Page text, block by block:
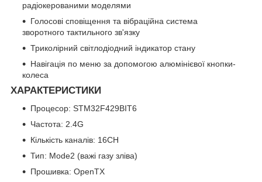
радіокерованими моделями
Голосові сповіщення та вібраційна система
зворотного тактильного зв'язку
Триколірний світлодіодний індикатор стану
Навігація по меню за допомогою алюмінієвої кнопки-
колеса
ХАРАКТЕРИСТИКИ
Процесор: STM32F429BIT6
Частота: 2.4G
Кількість каналів: 16CH
Тип: Mode2 (важі газу зліва)
Прошивка: OpenTX